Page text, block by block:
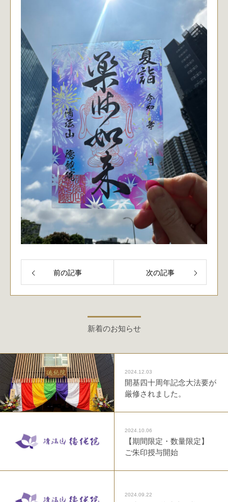
前の記事 次の記事
新着のお知らせ
2024.12.03
開基四十周年記念大法要が
厳修されました。
2024.10.06
【期間限定・数量限定】
ご朱印授与開始
2024.09.22